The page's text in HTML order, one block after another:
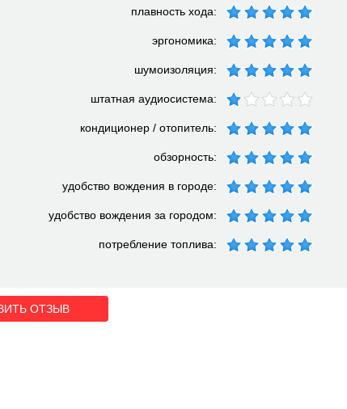
плавность хода:
эргономика:
шумоизоляция:
штатная аудиосистема:
кондиционер / отопитель:
обзорность:
удобство вождения в городе:
удобство вождения за городом:
потребление топлива:
ОТЗЫВ